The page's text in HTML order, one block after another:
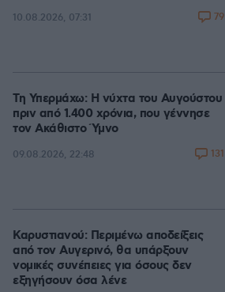
10.08.2026, 07:31 79
Τη Υπερμάχω: Η νύχτα του Αυγούστου
πριν από 1.400 χρόνια, που γέννησε
τον Ακάθιστο Ύμνο
09.08.2026, 22:48 131
Καρυστιανού: Περιμένω αποδείξεις
από τον Αυγερινό, θα υπάρξουν
νομικές συνέπειες για όσους δεν
εξηγήσουν όσα λένε